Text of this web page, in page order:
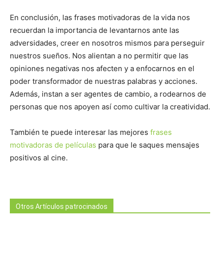
En conclusión, las frases motivadoras de la vida nos
recuerdan la importancia de levantarnos ante las
adversidades, creer en nosotros mismos para perseguir
nuestros sueños. Nos alientan a no permitir que las
opiniones negativas nos afecten y a enfocarnos en el
poder transformador de nuestras palabras y acciones.
Además, instan a ser agentes de cambio, a rodearnos de
personas que nos apoyen así como cultivar la creatividad.
También te puede interesar las mejores frases
motivadoras de películas para que le saques mensajes
positivos al cine.
Otros Artículos patrocinados